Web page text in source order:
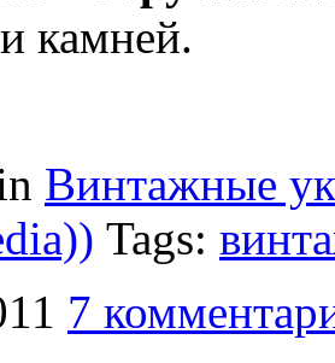
камней.
Винтажные
Tags:
7